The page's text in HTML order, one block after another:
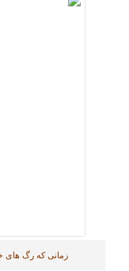
زمانی که رگ های